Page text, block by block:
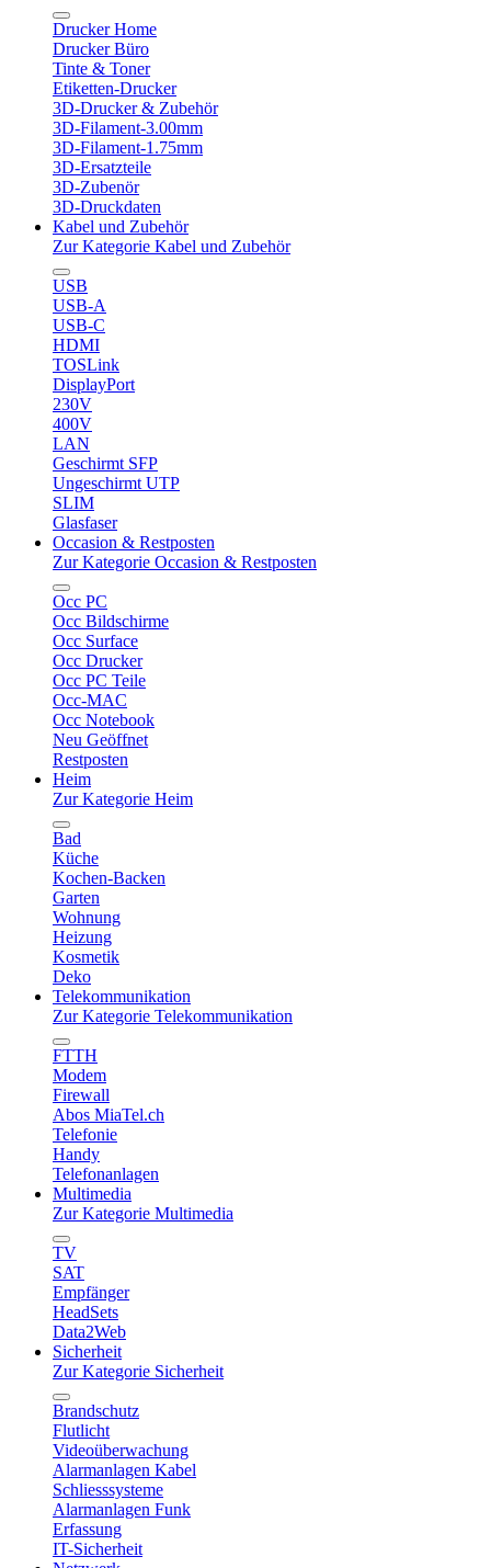
Drucker Home
Drucker Büro
Tinte & Toner
Etiketten-Drucker
3D-Drucker & Zubehör
3D-Filament-3.00mm
3D-Filament-1.75mm
3D-Ersatzteile
3D-Zubenör
3D-Druckdaten
Kabel und Zubehör
Zur Kategorie Kabel und Zubehör
USB
USB-A
USB-C
HDMI
TOSLink
DisplayPort
230V
400V
LAN
Geschirmt SFP
Ungeschirmt UTP
SLIM
Glasfaser
Occasion & Restposten
Zur Kategorie Occasion & Restposten
Occ PC
Occ Bildschirme
Occ Surface
Occ Drucker
Occ PC Teile
Occ-MAC
Occ Notebook
Neu Geöffnet
Restposten
Heim
Zur Kategorie Heim
Bad
Küche
Kochen-Backen
Garten
Wohnung
Heizung
Kosmetik
Deko
Telekommunikation
Zur Kategorie Telekommunikation
FTTH
Modem
Firewall
Abos MiaTel.ch
Telefonie
Handy
Telefonanlagen
Multimedia
Zur Kategorie Multimedia
TV
SAT
Empfänger
HeadSets
Data2Web
Sicherheit
Zur Kategorie Sicherheit
Brandschutz
Flutlicht
Videoüberwachung
Alarmanlagen Kabel
Schliesssysteme
Alarmanlagen Funk
Erfassung
IT-Sicherheit